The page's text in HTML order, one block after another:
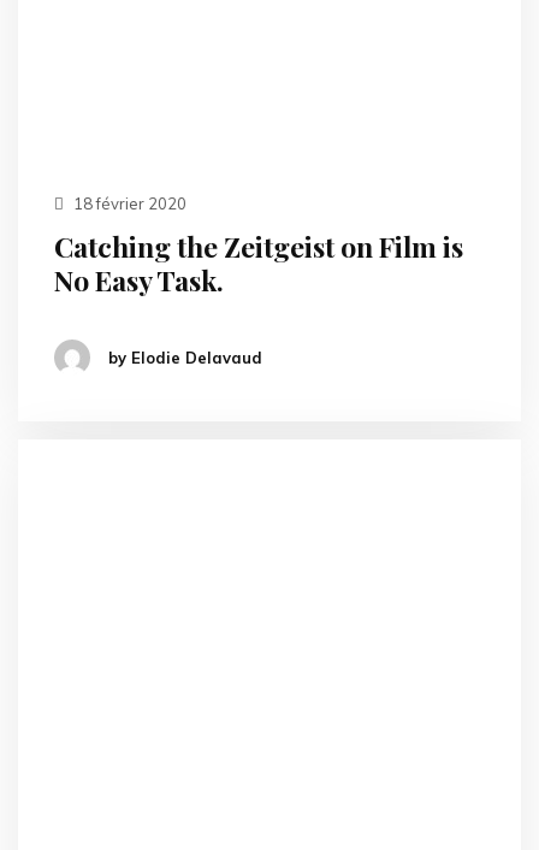
18 février 2020
Catching the Zeitgeist on Film is
No Easy Task.
by Elodie Delavaud